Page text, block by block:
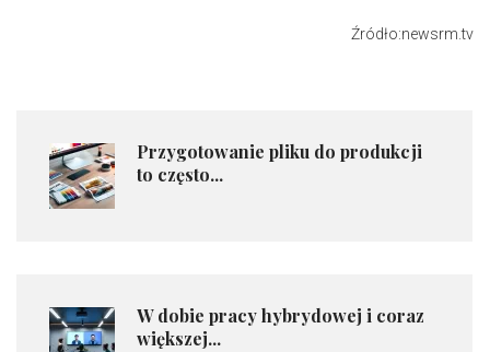
Źródło:newsrm.tv
Przygotowanie pliku do produkcji
to często...
W dobie pracy hybrydowej i coraz
większej...